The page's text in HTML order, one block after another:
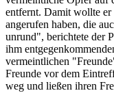
entfernt. Damit wollte er
angerufen haben, die
unrund", berichtete der
ihm
vermeintlichen
Freunde vor dem
weg und ließen ihren